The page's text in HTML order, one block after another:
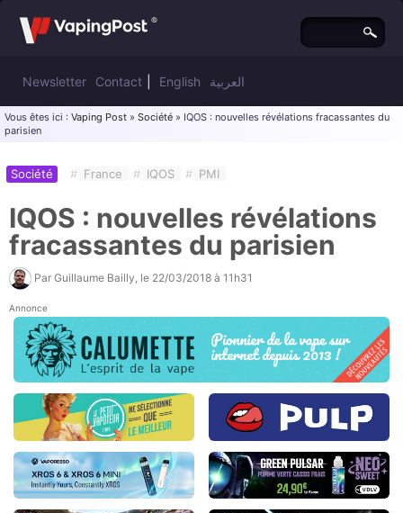
Newsletter Contact English العربية
Vous êtes ici : Vaping Post » Société » IQOS : nouvelles révélations fracassantes du
parisien
Société # France # IQOS # PMI
IQOS : nouvelles révélations
fracassantes du parisien
Par Guillaume Bailly , le 22/03/2018 à 11h31
Annonce